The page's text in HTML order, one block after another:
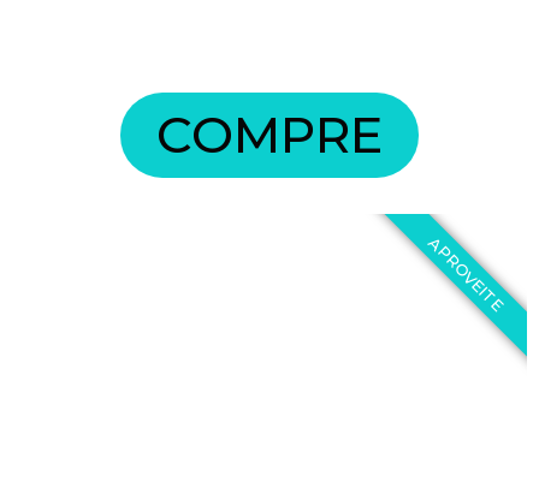
COMPRE
APROVEITE